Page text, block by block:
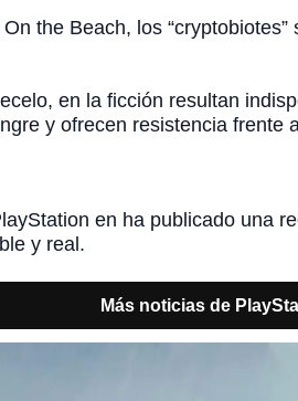
the Beach, los
en la ficción resultan
y ofrecen resistencia frente
en ha publicado una
y real.
Más noticias de